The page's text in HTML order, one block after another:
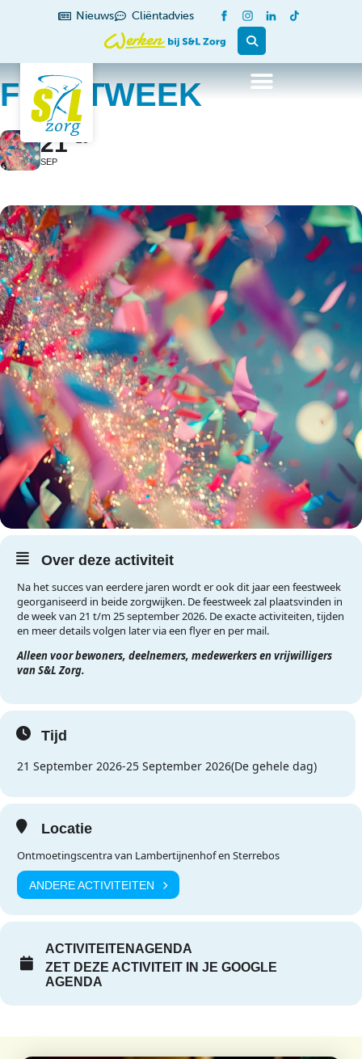
Nieuws Cliëntadvies
FEESTWEEK
21
SEP
25
Over deze activiteit
Na het succes van eerdere jaren wordt er ook dit jaar een feestweek
georganiseerd in beide zorgwijken. De feestweek zal plaatsvinden in
de week van 21 t/m 25 september 2026. De exacte activiteiten, tijden
en meer details volgen later via een flyer en per mail.
Alleen voor bewoners, deelnemers, medewerkers en vrijwilligers
van S&L Zorg.
Tijd
21 September 2026-25 September 2026(De gehele dag)
Locatie
Ontmoetingscentra van Lambertijnenhof en Sterrebos
ANDERE ACTIVITEITEN
ACTIVITEITENAGENDA
ZET DEZE ACTIVITEIT IN JE GOOGLE
AGENDA